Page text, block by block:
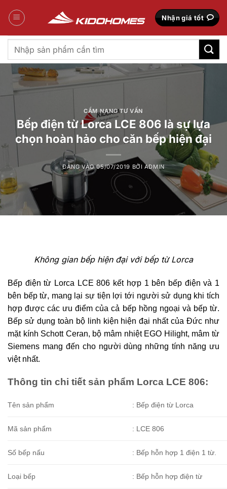
qua
Nhận giá tốt
Tìm
kiếm:
CẨM NANG TƯ VẤN
Bếp điện từ Lorca LCE 806 là sự lựa
chọn hoàn hảo cho căn bếp hiện đại
ĐĂNG VÀO05/07/2019 BỞI ADMIN
Không gian bếp hiện đại với bếp từ Lorca
Bếp điện từ Lorca LCE 806 kết hợp 1 bên bếp điện và 1
bên bếp từ, mang lại sự tiện lợi tới người sử dụng khi tích
hợp được các ưu điểm của cả bếp hồng ngoại và bếp từ.
Bếp sử dụng toàn bộ linh kiện hiện đại nhất của Đức như
mặt kính Schott Ceran, bộ mâm nhiệt EGO Hilight, mâm từ
Siemens mang đến cho người dùng những tính năng ưu
việt nhất.
Thông tin chi tiết sản phẩm Lorca LCE 806:
Tên sản phẩm : Bếp điện từ Lorca
Mã sản phẩm : LCE 806
Số bếp nấu : Bếp hỗn hợp 1 điện 1 từ.
Loại bếp : Bếp hỗn hợp điện từ